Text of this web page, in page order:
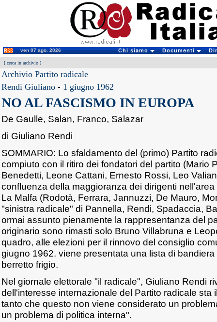
ven 07 ago. 2026 Chi siamo Documenti
[ cerca in archivio ]
Archivio Partito radicale
Rendi Giuliano - 1 giugno 1962
NO AL FASCISMO IN EUROPA
De Gaulle, Salan, Franco, Salazar
di Giuliano Rendi
SOMMARIO: Lo sfaldamento del (primo) Partito
compiuto con il ritiro dei fondatori del partito (Mario
Benedetti, Leone Cattani, Ernesto Rossi, Leo
confluenza della maggioranza dei dirigenti
La Malfa (Rodotà, Ferrara, Jannuzzi, De Mauro,
"sinistra radicale" di Pannella, Rendi, Spadaccia,
ormai assunto pienamente la rappresentanza del
originario sono rimasti solo Bruno Villabruna e
quadro, alle elezioni per il rinnovo del consiglio
giugno 1962. viene presentata una lista di
berretto frigio.
Nel giornale elettorale "il radicale", Giuliano Rendi
dell'interesse internazionale del Partito radicale sta
tanto che questo non viene considerato un
un problema di politica interna".